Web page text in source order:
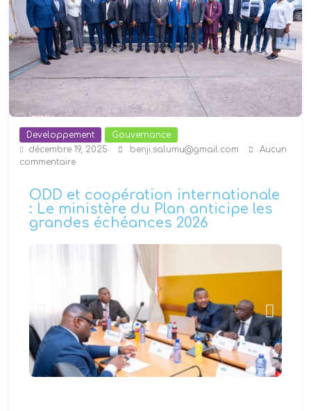
Developpement
Gouvernance
décembre 19, 2025
benji.salumu@gmail.com
Aucun
commentaire
ODD et coopération internationale
: Le ministère du Plan anticipe les
grandes échéances 2026